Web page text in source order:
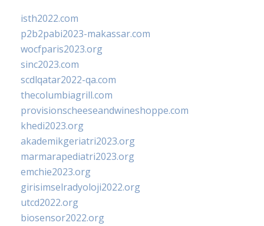
isth2022.com
p2b2pabi2023-makassar.com
wocfparis2023.org
sinc2023.com
scdlqatar2022-qa.com
thecolumbiagrill.com
provisionscheeseandwineshoppe.com
khedi2023.org
akademikgeriatri2023.org
marmarapediatri2023.org
emchie2023.org
girisimselradyoloji2022.org
utcd2022.org
biosensor2022.org